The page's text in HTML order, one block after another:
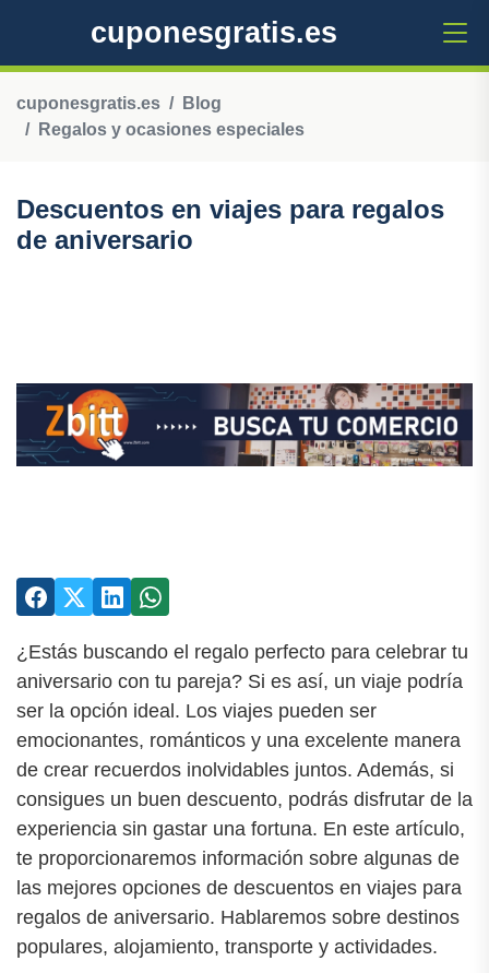
cuponesgratis.es
cuponesgratis.es
Blog
Regalos y ocasiones especiales
Descuentos en viajes para regalos
de aniversario
¿Estás buscando el regalo perfecto para celebrar tu
aniversario con tu pareja? Si es así, un viaje podría
ser la opción ideal. Los viajes pueden ser
emocionantes, románticos y una excelente manera
de crear recuerdos inolvidables juntos. Además, si
consigues un buen descuento, podrás disfrutar de la
experiencia sin gastar una fortuna. En este artículo,
te proporcionaremos información sobre algunas de
las mejores opciones de descuentos en viajes para
regalos de aniversario. Hablaremos sobre destinos
populares, alojamiento, transporte y actividades.